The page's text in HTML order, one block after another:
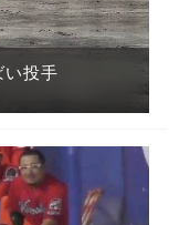
い投手